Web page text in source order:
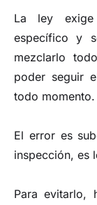
La ley
específico y
mezclarlo
poder seguir
todo momento.
El error es
inspección, es
Para evitarlo,